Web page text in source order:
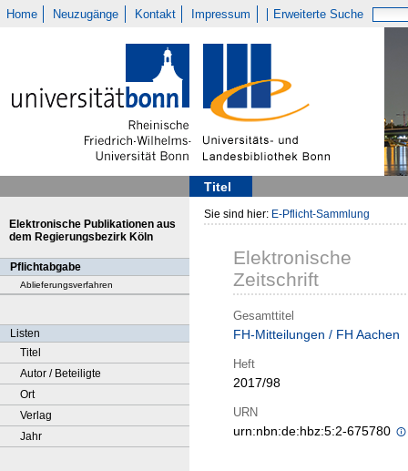
Home Neuzugänge Kontakt Impressum Erweiterte Suche
Titel
Elektronische Publikationen aus
dem Regierungsbezirk Köln
Pflichtabgabe
Ablieferungsverfahren
Listen
Titel
Autor / Beteiligte
Ort
Verlag
Jahr
Sie sind hier: E-Pflicht-Sammlung
Elektronische
Zeitschrift
Gesamttitel
FH-Mitteilungen / FH Aachen
Heft
2017/98
URN
urn:nbn:de:hbz:5:2-675780